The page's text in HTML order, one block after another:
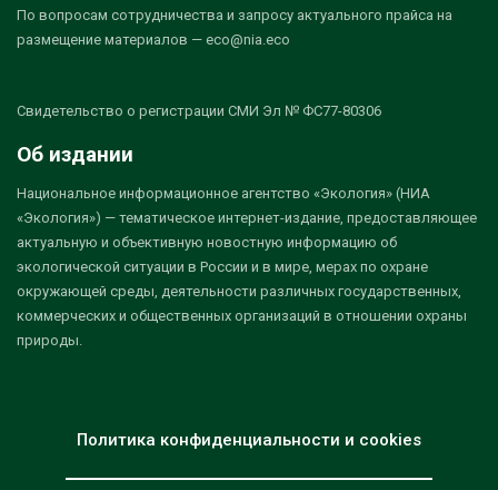
По вопросам сотрудничества и запросу актуального прайса на
размещение материалов — eco@nia.eco
Свидетельство о регистрации СМИ Эл № ФС77-80306
Об издании
Национальное информационное агентство «Экология» (НИА
«Экология») — тематическое интернет-издание, предоставляющее
актуальную и объективную новостную информацию об
экологической ситуации в России и в мире, мерах по охране
окружающей среды, деятельности различных государственных,
коммерческих и общественных организаций в отношении охраны
природы.
Политика конфиденциальности и cookies